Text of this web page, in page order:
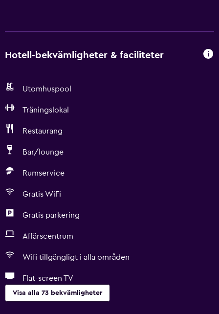
Hotell-bekvämligheter & faciliteter
Utomhuspool
Träningslokal
Restaurang
Bar/lounge
Rumservice
Gratis WiFi
Gratis parkering
Affärscentrum
Wifi tillgängligt i alla områden
Flat-screen TV
Visa alla 73 bekvämligheter